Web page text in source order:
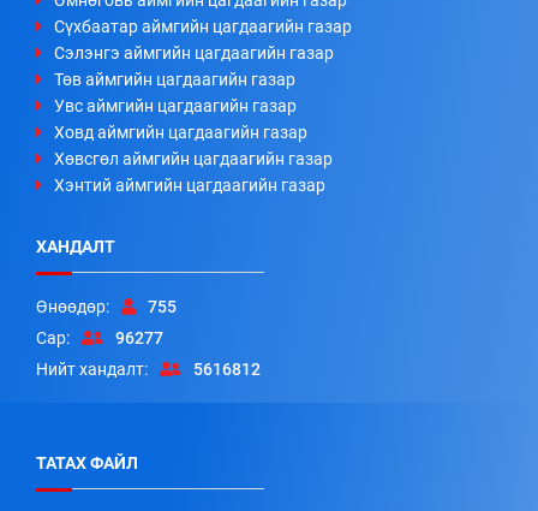
Сүхбаатар аймгийн цагдаагийн газар
Сэлэнгэ аймгийн цагдаагийн газар
Төв аймгийн цагдаагийн газар
Увс аймгийн цагдаагийн газар
Ховд аймгийн цагдаагийн газар
Хөвсгөл аймгийн цагдаагийн газар
Хэнтий аймгийн цагдаагийн газар
ХАНДАЛТ
Өнөөдөр:
755
Сар:
96277
Нийт хандалт:
5616812
ТАТАХ ФАЙЛ